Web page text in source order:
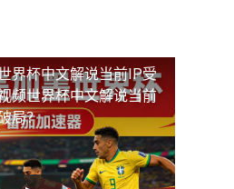
界杯中文解说当前IP受
频世界杯中文解说当前
局？